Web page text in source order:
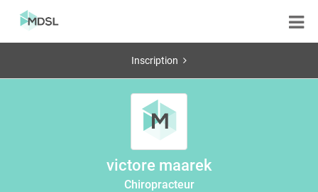
Inscription
victore maarek
Chiropracteur